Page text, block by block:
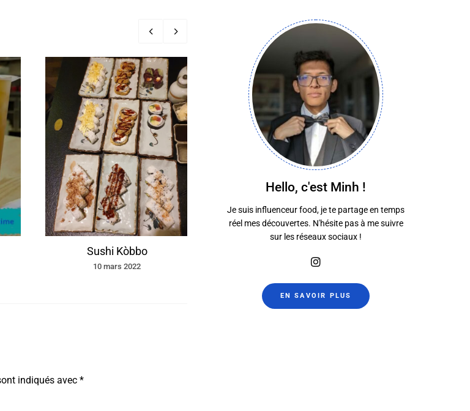
Sushi Kòbbo
10 mars 2022
indiqués avec *
Hello, c'est Minh !
Je suis influenceur food, je te partage en temps
réel mes découvertes. N'hésite pas à me suivre
sur les réseaux sociaux !
EN SAVOIR PLUS